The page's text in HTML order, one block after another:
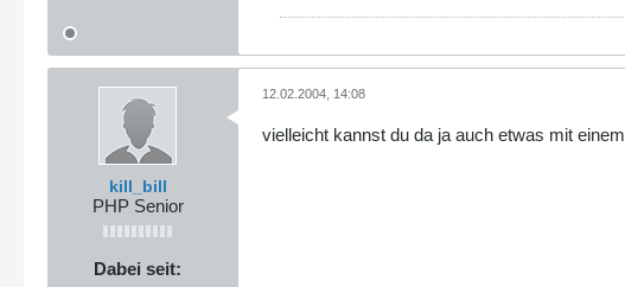
kill_bill
PHP Senior
Dabei seit:
12.02.2004, 14:08
vielleicht kannst du da ja auch etwas mit einem